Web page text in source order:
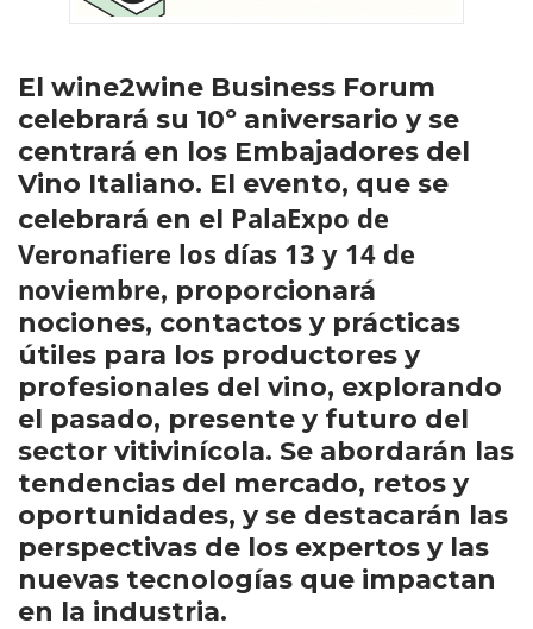
El wine2wine Business Forum
celebrará su 10º aniversario y se
centrará en los Embajadores del
Vino Italiano. El evento, que se
celebrará en el PalaExpo de
Veronafiere los días 13 y 14 de
noviembre, proporcionará
nociones, contactos y prácticas
útiles para los productores y
profesionales del vino, explorando
el pasado, presente y futuro del
sector vitivinícola. Se abordarán las
tendencias del mercado, retos y
oportunidades, y se destacarán las
perspectivas de los expertos y las
nuevas tecnologías que impactan
en la industria.